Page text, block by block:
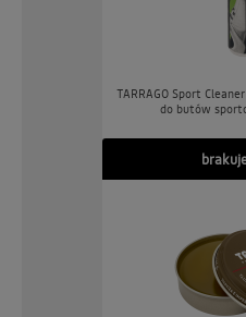
TARRAGO Sport
do butów